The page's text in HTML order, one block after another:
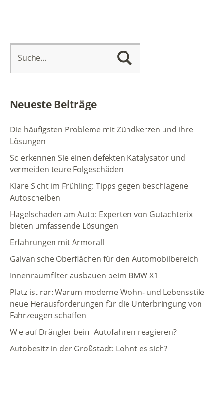
Neueste Beiträge
Die häufigsten Probleme mit Zündkerzen und ihre
Lösungen
So erkennen Sie einen defekten Katalysator und
vermeiden teure Folgeschäden
Klare Sicht im Frühling: Tipps gegen beschlagene
Autoscheiben
Hagelschaden am Auto: Experten von Gutachterix
bieten umfassende Lösungen
Erfahrungen mit Armorall
Galvanische Oberflächen für den Automobilbereich
Innenraumfilter ausbauen beim BMW X1
Platz ist rar: Warum moderne Wohn- und Lebensstile
neue Herausforderungen für die Unterbringung von
Fahrzeugen schaffen
Wie auf Drängler beim Autofahren reagieren?
Autobesitz in der Großstadt: Lohnt es sich?